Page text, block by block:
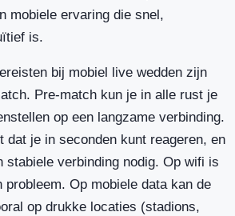
mobiele ervaring die snel,
is.
bij mobiel live wedden zijn
Pre-match kun je in alle rust je
op een langzame verbinding.
dat je in seconden kunt reageren, en
stabiele verbinding nodig. Op wifi is
probleem. Op mobiele data kan de
op drukke locaties (stadions,